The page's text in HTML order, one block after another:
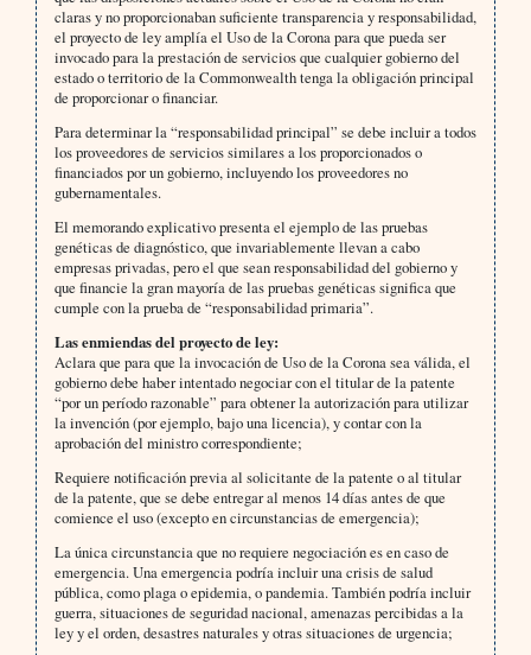
claras y no proporcionaban suficiente transparencia y responsabilidad,
el proyecto de ley amplía el Uso de la Corona para que pueda ser
invocado para la prestación de servicios que cualquier gobierno del
estado o territorio de la Commonwealth tenga la obligación principal
de proporcionar o financiar.
Para determinar la “responsabilidad principal” se debe incluir a todos
los proveedores de servicios similares a los proporcionados o
financiados por un gobierno, incluyendo los proveedores no
gubernamentales.
El memorando explicativo presenta el ejemplo de las pruebas
genéticas de diagnóstico, que invariablemente llevan a cabo
empresas privadas, pero el que sean responsabilidad del gobierno y
que financie la gran mayoría de las pruebas genéticas significa que
cumple con la prueba de “responsabilidad primaria”.
Las enmiendas del proyecto de ley:
Aclara que para que la invocación de Uso de la Corona sea válida, el
gobierno debe haber intentado negociar con el titular de la patente
“por un período razonable” para obtener la autorización para utilizar
la invención (por ejemplo, bajo una licencia), y contar con la
aprobación del ministro correspondiente;
Requiere notificación previa al solicitante de la patente o al titular
de la patente, que se debe entregar al menos 14 días antes de que
comience el uso (excepto en circunstancias de emergencia);
La única circunstancia que no requiere negociación es en caso de
emergencia. Una emergencia podría incluir una crisis de salud
pública, como plaga o epidemia, o pandemia. También podría incluir
guerra, situaciones de seguridad nacional, amenazas percibidas a la
ley y el orden, desastres naturales y otras situaciones de urgencia;